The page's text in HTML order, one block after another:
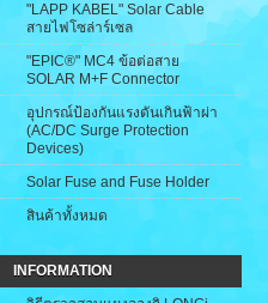
"LAPP KABEL" Solar Cable
สายไฟโซล่าร์เซล
"EPIC®" MC4 ข้อต่อสาย
SOLAR M+F Connector
อุปกรณ์ป้องกันแรงดันเกินฟ้าผ่า
(AC/DC Surge Protection
Devices)
Solar Fuse and Fuse Holder
สินค้าทั้งหมด
INFORMATION